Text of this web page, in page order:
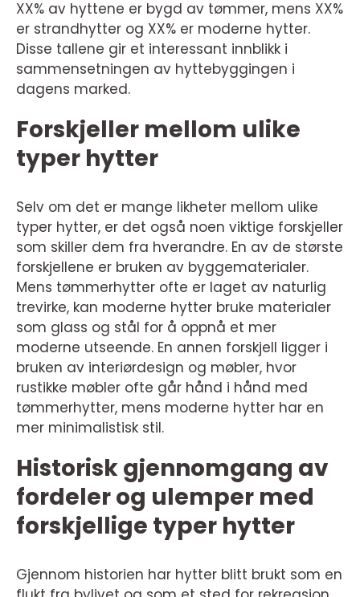
XX% av hyttene er bygd av tømmer, mens XX%
er strandhytter og XX% er moderne hytter.
Disse tallene gir et interessant innblikk i
sammensetningen av hyttebyggingen i
dagens marked.
Forskjeller mellom ulike
typer hytter
Selv om det er mange likheter mellom ulike
typer hytter, er det også noen viktige forskjeller
som skiller dem fra hverandre. En av de største
forskjellene er bruken av byggematerialer.
Mens tømmerhytter ofte er laget av naturlig
trevirke, kan moderne hytter bruke materialer
som glass og stål for å oppnå et mer
moderne utseende. En annen forskjell ligger i
bruken av interiørdesign og møbler, hvor
rustikke møbler ofte går hånd i hånd med
tømmerhytter, mens moderne hytter har en
mer minimalistisk stil.
Historisk gjennomgang av
fordeler og ulemper med
forskjellige typer hytter
Gjennom historien har hytter blitt brukt som en